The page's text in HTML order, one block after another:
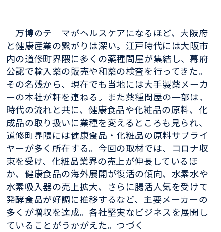
万博のテーマがヘルスケアになるほど、大阪府
と健康産業の繋がりは深い。江戸時代には大阪市
内の道修町界隈に多くの薬種問屋が集結し、幕府
公認で輸入薬の販売や和薬の検査を行ってきた。
その名残から、現在でも当地には大手製薬メーカ
ーの本社が軒を連ねる。また薬種問屋の一部は、
時代の流れと共に、健康食品や化粧品の原料、化
成品の取り扱いに業種を変えるところも見られ、
道修町界隈には健康食品・化粧品の原料サプライ
ヤーが多く所在する。今回の取材では、コロナ収
束を受け、化粧品業界の売上が伸長しているほ
か、健康食品の海外展開が復活の傾向、水素水や
水素吸入器の売上拡大、さらに腸活人気を受けて
発酵食品が好調に推移するなど、主要メーカーの
多くが増収を達成。各社堅実なビジネスを展開し
ていることがうかがえた。つづく